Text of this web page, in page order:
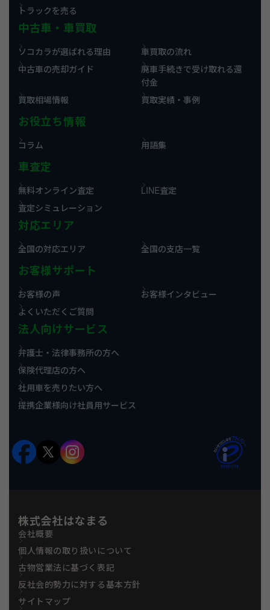
トラックを売る
中古車・車買取
ソコカラが選ばれる理由
車買取の流れ
中古車の売却ガイド
廃車手続きで受け取れる還
付金
買取相場情報
買取実績・事例
お役立ち情報
コラム 用語集
車査定
無料オンライン査定
LINE査定
査定シミュレーション
対応エリア
全国の対応エリア 全国の支店一覧
お客様サポート
お客様の声
お客様インタビュー
よくいただくご質問
法人向けサービス
弁護士・法律事務所の方へ
保険代理店の方へ
社用車を売りたい方へ
提携企業様向け社員用サービス
株式会社はなまる
会社概要
個人情報の取り扱いについて
古物営業法に基づく表記
反社会的勢力に対する基本方針
サイトマップ